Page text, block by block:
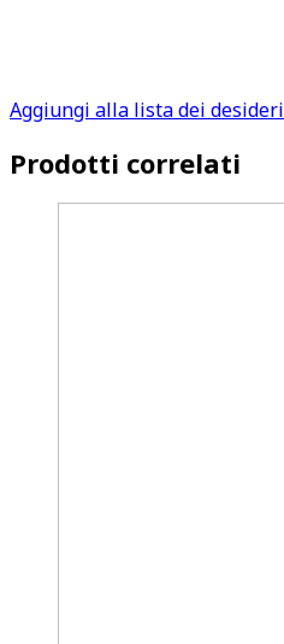
Aggiungi alla lista dei desideri
Prodotti correlati